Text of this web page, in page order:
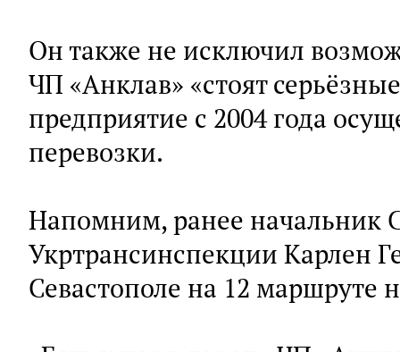
Он также не исключил
ЧП «Анклав» «стоят
предприятие с 2004 года
перевозки.
Напомним, ранее начальник
Укртрансинспекции Карлен
Севастополе на 12 маршруте